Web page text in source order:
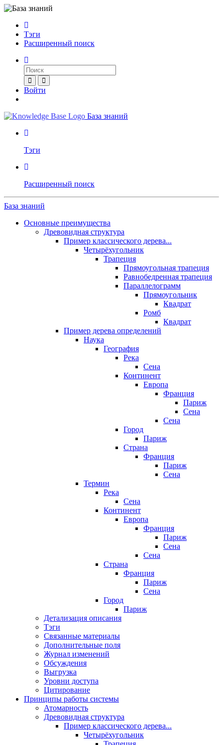
Тэги
Расширенный поиск
Войти
База знаний
Тэги
Расширенный поиск
База знаний
Основные преимущества
Древовидная структура
Пример классического дерева...
Четырёхугольник
Трапеция
Прямоугольная трапеция
Равнобедренная трапеция
Параллелограмм
Прямоугольник
Квадрат
Ромб
Квадрат
Пример дерева определений
Наука
География
Река
Сена
Континент
Европа
Франция
Париж
Сена
Сена
Город
Париж
Страна
Франция
Париж
Сена
Термин
Река
Сена
Континент
Европа
Франция
Париж
Сена
Сена
Страна
Франция
Париж
Сена
Город
Париж
Детализация описания
Тэги
Связанные материалы
Дополнительные поля
Журнал изменений
Обсуждения
Выгрузка
Уровни доступа
Цитирование
Принципы работы системы
Атомарность
Древовидная структура
Пример классического дерева...
Четырёхугольник